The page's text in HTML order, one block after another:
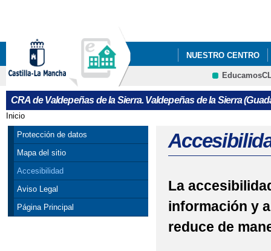
NUESTRO CENTRO
CRFP
CRA de Valdepeñas de la Sierra. Valdepeñas de la Sierra
Se encuentra usted aquí
Inicio
Protección de datos
Mapa del sitio
Accesibilidad
Aviso Legal
Página Principal
La
información y
reduce de